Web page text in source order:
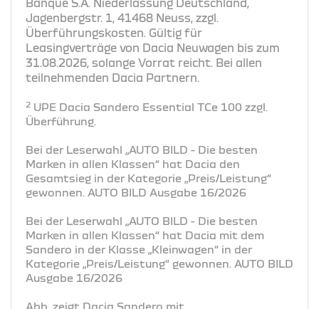
Banque S.A. Niederlassung Deutschland,
Jagenbergstr. 1, 41468 Neuss, zzgl.
Überführungskosten. Gültig für
Leasingverträge von Dacia Neuwagen bis zum
31.08.2026, solange Vorrat reicht. Bei allen
teilnehmenden Dacia Partnern.
2 UPE Dacia Sandero Essential TCe 100 zzgl.
Überführung.
Bei der Leserwahl „AUTO BILD - Die besten
Marken in allen Klassen“ hat Dacia den
Gesamtsieg in der Kategorie „Preis/Leistung“
gewonnen. AUTO BILD Ausgabe 16/2026
Bei der Leserwahl „AUTO BILD - Die besten
Marken in allen Klassen“ hat Dacia mit dem
Sandero in der Klasse „Kleinwagen“ in der
Kategorie „Preis/Leistung“ gewonnen. AUTO BILD
Ausgabe 16/2026
Abb. zeigt Dacia Sandero mit